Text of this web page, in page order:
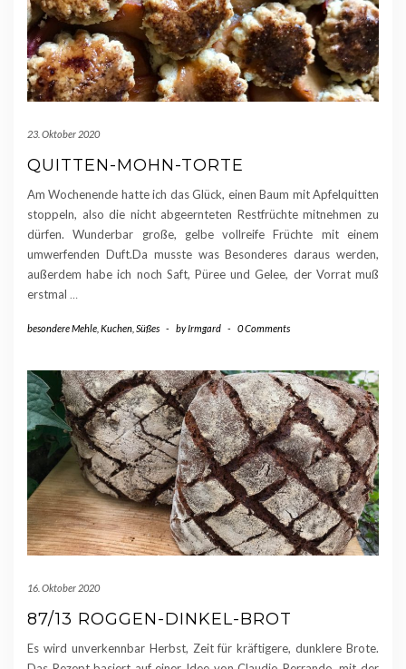
23. Oktober 2020
QUITTEN-MOHN-TORTE
Am Wochenende hatte ich das Glück, einen Baum mit Apfelquitten
stoppeln, also die nicht abgeernteten Restfrüchte mitnehmen zu
dürfen. Wunderbar große, gelbe vollreife Früchte mit einem
umwerfenden Duft.Da musste was Besonderes daraus werden,
außerdem habe ich noch Saft, Püree und Gelee, der Vorrat muß
erstmal …
besondere Mehle Kuchen Süßes - byIrmgard - 0 Comments
16. Oktober 2020
87/13 ROGGEN-DINKEL-BROT
Es wird unverkennbar Herbst, Zeit für kräftigere, dunklere Brote.